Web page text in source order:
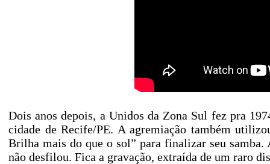
Dois anos depois, a Unidos da Zona Sul fez pra
cidade de Recife/PE. A agremiação também
Brilha mais do que o sol” para finalizar seu
não desfilou. Fica a gravação, extraída de um raro